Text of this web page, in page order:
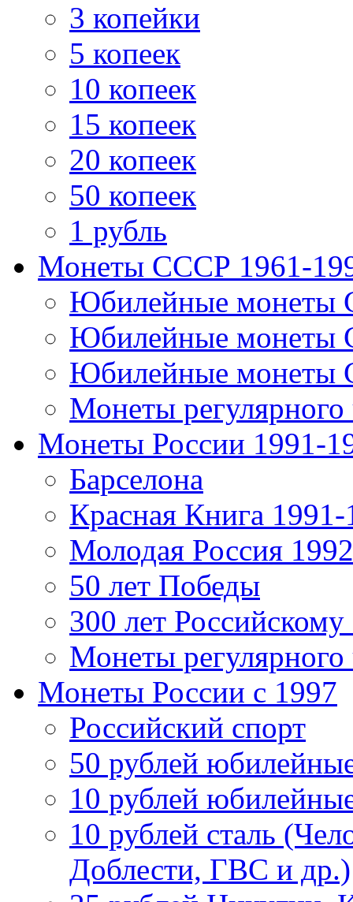
3 копейки
5 копеек
10 копеек
15 копеек
20 копеек
50 копеек
1 рубль
Монеты СССР 1961-
Юбилейные монеты
Юбилейные
Юбилейные
Монеты
Монеты России 1991-
Барселона
Красная Книга 1991-
Молодая Россия
50 лет Победы
300 лет
Монеты
Монеты России c 1997
Российский спорт
50 рублей
10 рублей
10 рублей сталь
Доблести, ГВС и др.)